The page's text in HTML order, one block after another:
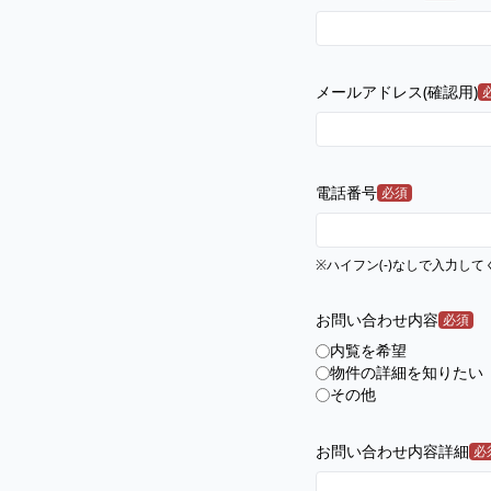
メールアドレス(確認用)
電話番号 必須
※ハイフン(-)なしで入力して
お問い合わせ内容 必須
内覧を希望
物件の詳細を知りたい
その他
お問い合わせ内容詳細 必